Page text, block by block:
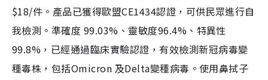
$18/件。產品已獲得歐盟CE1434認證，可供民眾進行自
我檢測。準確度 99.03%、靈敏度96.4%、特異性
99.8%，已經通過臨床實驗認證，有效檢測新冠病毒變
種毒株，包括Omicron 及Delta變種病毒。使用鼻拭子